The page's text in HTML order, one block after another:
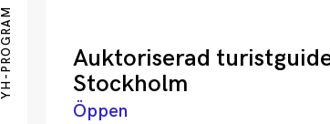
YH-PROGRAM
Auktoriserad
Stockholm
Öppen